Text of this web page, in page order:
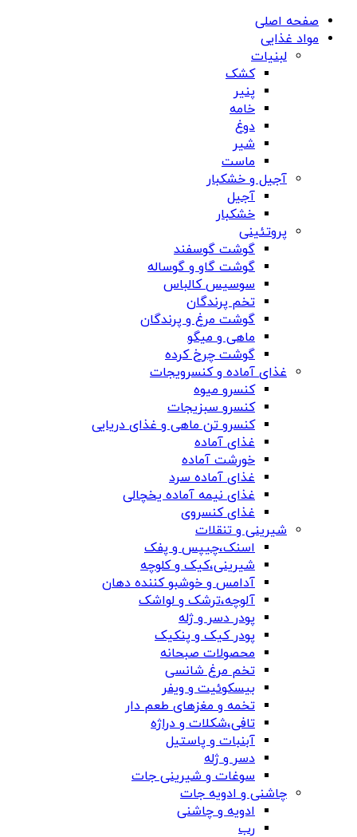
صفحه اصلی
مواد غذایی
لبنیات
کشک
پنیر
خامه
دوغ
شیر
ماست
آجیل و خشکبار
آجیل
خشکبار
پروتئینی
گوشت گوسفند
گوشت گاو و گوساله
سوسیس کالباس
تخم پرندگان
گوشت مرغ و پرندگان
ماهی و میگو
گوشت چرخ کرده
غذای آماده و کنسرویجات
کنسرو میوه
کنسرو سبزیجات
کنسرو تن ماهی و غذای دریایی
غذای آماده
خورشت آماده
غذای آماده سرد
غذای نیمه آماده یخچالی
غذای کنسروی
شیرینی و تنقلات
اسنک،چیپس و پفک
شیرینی،کیک و کلوچه
آدامس و خوشبو کننده دهان
آلوچه،ترشک و لواشک
پودر دسر و ژله
پودر کیک و پنکیک
محصولات صبحانه
تخم مرغ شانسی
بیسکوئیت و ویفر
تخمه و مغزهای طعم دار
تافی،شکلات و دراژه
آبنبات و پاستیل
دسر و ژله
سوغات و شیرینی جات
چاشنی و ادویه جات
ادویه و چاشنی
رب